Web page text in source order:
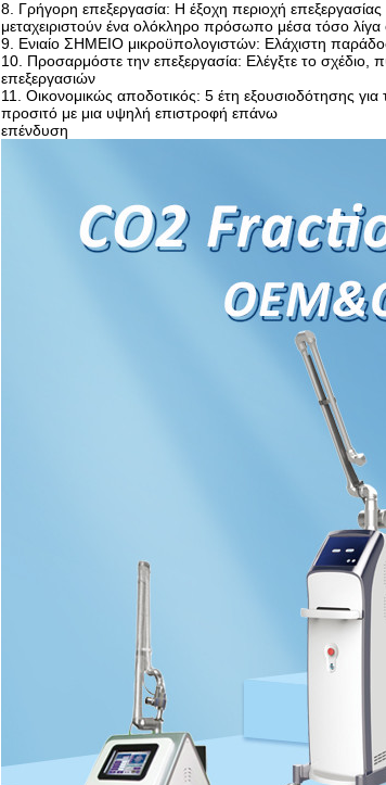
8. Γρήγορη επεξεργασία: Η έξοχη περιοχή
μεταχειριστούν ένα ολόκληρο πρόσωπο μέσα τόσο
9. Ενιαίο ΣΗΜΕΙΟ μικροϋπολογιστών: Ελάχιστη
10. Προσαρμόστε την επεξεργασία: Ελέγξτε το σχέδιο,
επεξεργασιών
11. Οικονομικώς αποδοτικός: 5 έτη εξουσιοδότησης
προσιτό με μια υψηλή επιστροφή επάνω
επένδυση